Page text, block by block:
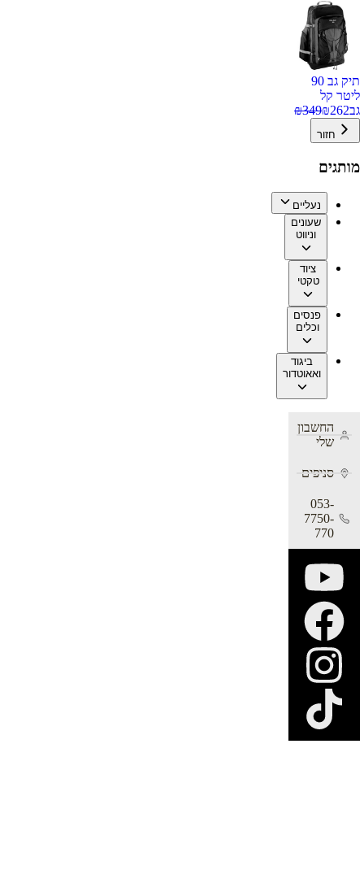
תיק גב 90
ליטר קל
גב
₪262
₪349
חזור
מותגים
נעליים
שעונים
וניווט
ציוד
טקטי
פנסים
וכלים
ביגוד
ואאוטדור
החשבון
שלי
סניפים
053-
7750-
770